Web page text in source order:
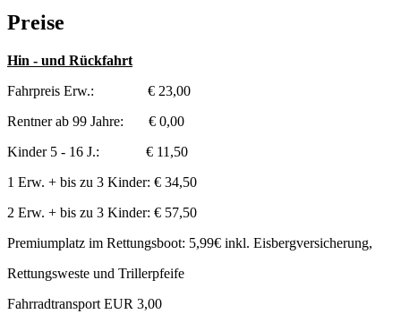
Preise
Hin - und Rückfahrt
Fahrpreis Erw.: € 23,00
Rentner ab 99 Jahre: € 0,00
Kinder 5 - 16 J.: € 11,50
1 Erw. + bis zu 3 Kinder: € 34,50
2 Erw. + bis zu 3 Kinder: € 57,50
Premiumplatz im Rettungsboot: 5,99€ inkl. Eisbergversicherung,
Rettungsweste und Trillerpfeife
Fahrradtransport EUR 3,00